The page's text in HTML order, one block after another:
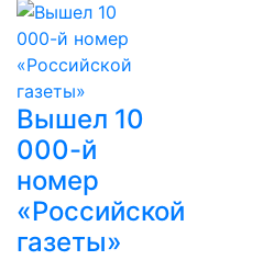
Вышел 10
000-й
номер
«Российской
газеты»